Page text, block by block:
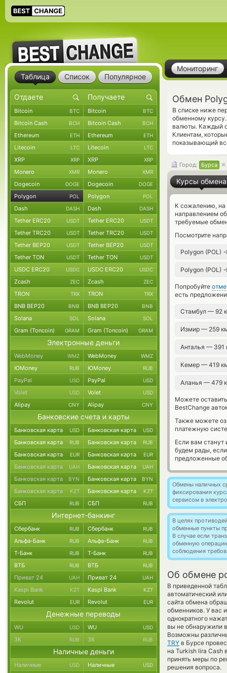
Мониторинг
Обмен
В списке ниже
обменному
валюты. Каждый
Клиентам,
показывающий
Город: Бурса
Курсы обмена
К сожалению, на
направлением
требуемые
Посмотрите
Polygon (POL)
Polygon (POL)
Попробуйте
есть
Стамбул — 92
Измир — 259
Анталья —
Кемер — 419
Аланья — 479
Можете
BestChange
Также можете
платежную
Если вам
будем рады,
предложенные
Обмены наличных
фиксирования
сервисом в
В целях
обменные пункты
В случае если
обменную
соблюдения
Об обмене
В приведенной
автоматический
сайта обмена
обменников. У вас
однократного
вы не обнаружили
Возможны
TRY в Бурсе
на Turkish lira
принять меры по
решения вопроса.
Таблица Список Популярное
Bitcoin BTC Bitcoin BTC
Bitcoin Cash BCH Bitcoin Cash BCH
Ethereum ETH Ethereum ETH
Litecoin LTC Litecoin LTC
XRP XRP XRP XRP
Monero XMR Monero XMR
Dogecoin DOGE Dogecoin DOGE
Polygon POL Polygon POL
Dash DASH Dash DASH
Tether ERC20 USDT Tether ERC20 USDT
Tether TRC20 USDT Tether TRC20 USDT
Tether BEP20 USDT Tether BEP20 USDT
Tether TON USDT Tether TON USDT
USDC ERC20 USDC USDC ERC20 USDC
Zcash ZEC Zcash ZEC
TRON TRX TRON TRX
BNB BEP20 BNB BNB BEP20 BNB
Solana SOL Solana SOL
Gram (Toncoin) GRAM Gram (Toncoin) GRAM
Электронные деньги
WebMoney WMZ WebMoney WMZ
ЮMoney RUB ЮMoney RUB
PayPal USD PayPal USD
Volet USD Volet USD
Alipay CNY Alipay CNY
Банковские счета и карты
Банковская карта USD Банковская карта USD
Банковская карта RUB Банковская карта RUB
Банковская карта EUR Банковская карта EUR
Банковская карта UAH Банковская карта UAH
Банковская карта BYN Банковская карта BYN
Банковская карта KZT Банковская карта KZT
СБП RUB СБП RUB
Интернет-банкинг
Сбербанк RUB Сбербанк RUB
Альфа-Банк RUB Альфа-Банк RUB
Т-Банк RUB Т-Банк RUB
ВТБ RUB ВТБ RUB
Приват 24 UAH Приват 24 UAH
Kaspi Bank KZT Kaspi Bank KZT
Revolut EUR Revolut EUR
Денежные переводы
WU USD WU USD
ЗК RUB ЗК RUB
Наличные деньги
Наличные USD Наличные USD